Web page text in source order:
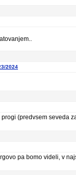
2024
(predvsem seveda
pa bomo videli, v